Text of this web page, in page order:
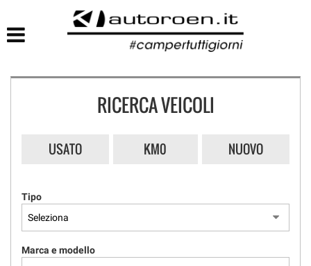
RICERCA VEICOLI
USATO KM0 NUOVO
Tipo
Marca e modello